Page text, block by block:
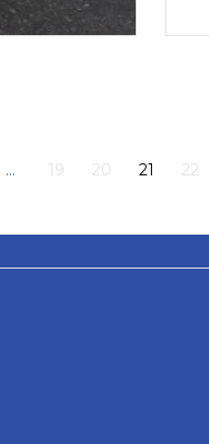
... 19 20 21 22